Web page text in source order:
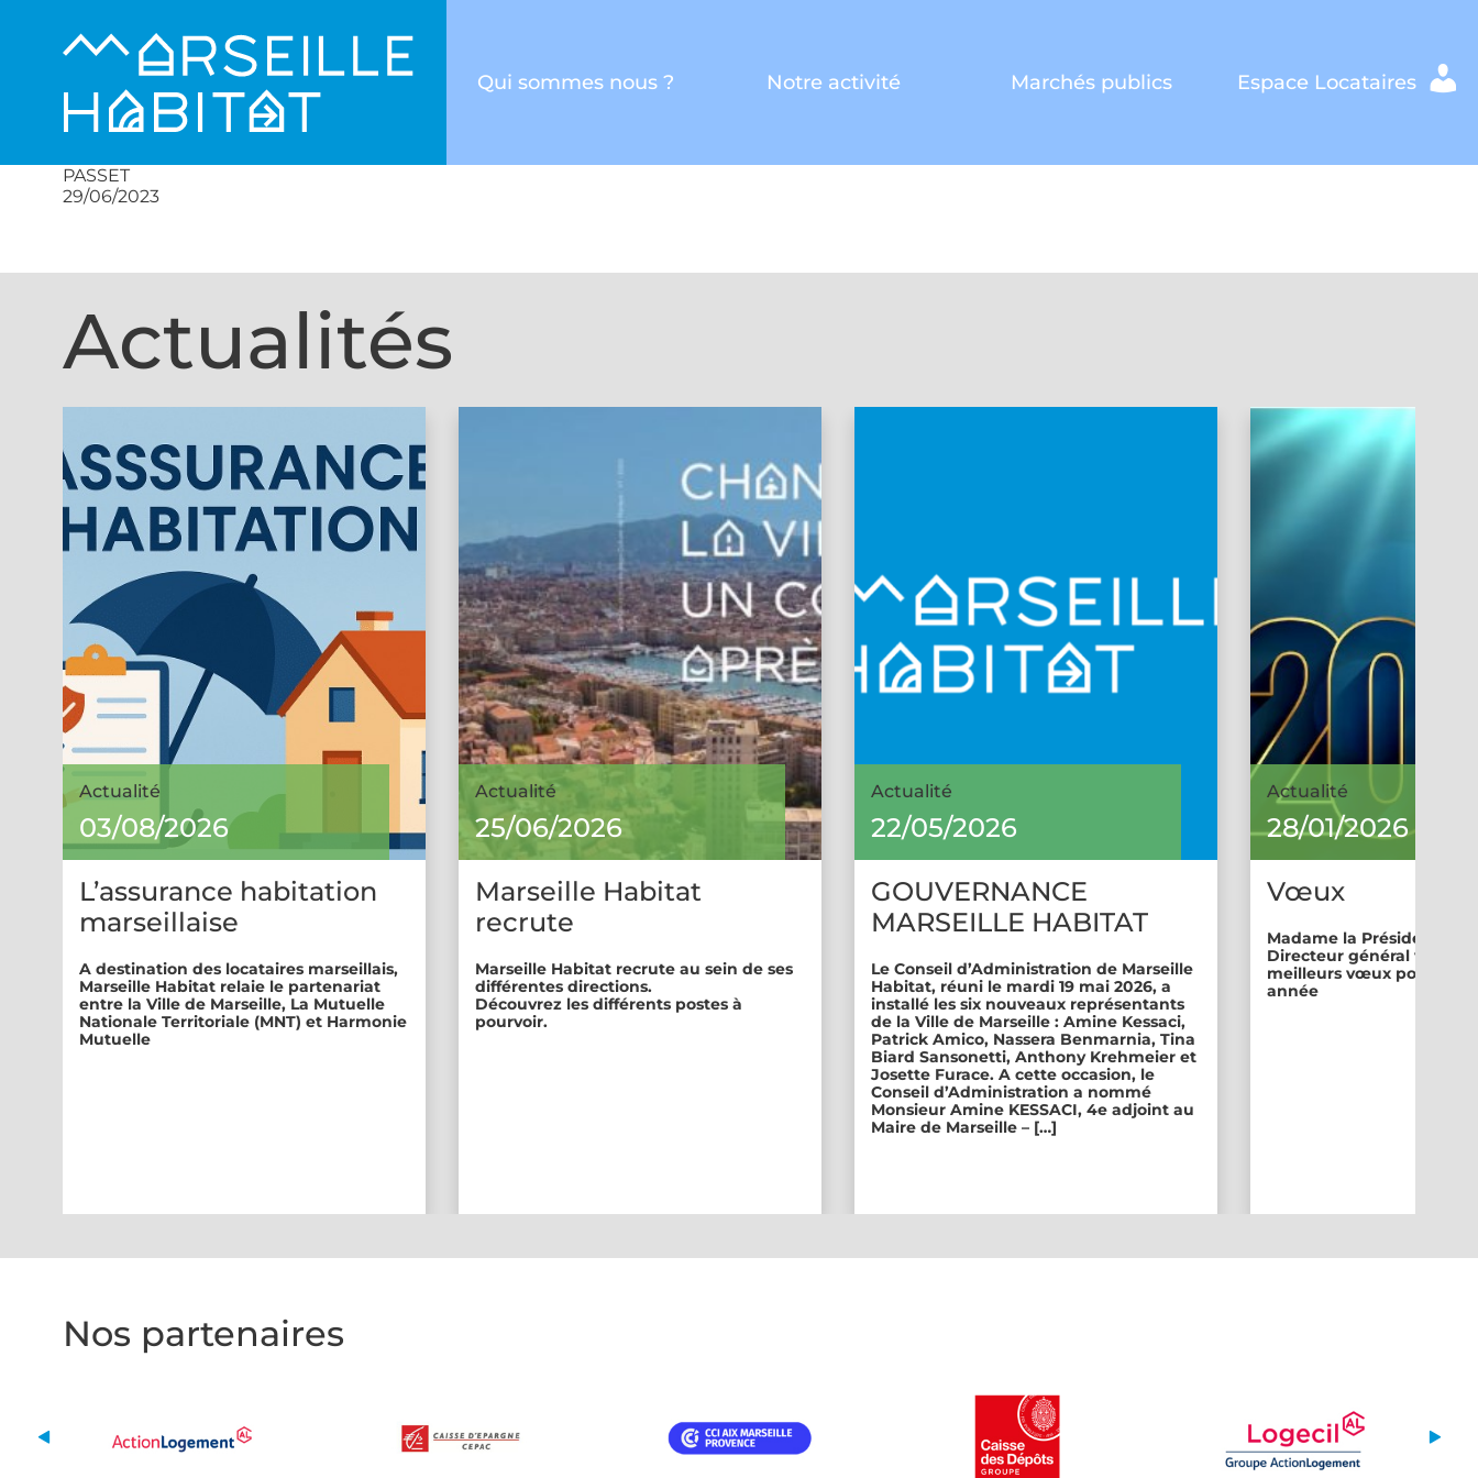
Qui sommes nous ? Notre activité Marchés publics Espace Locataires
PASSET
29/06/2023
Actualités
Actualité
03/08/2026
L’assurance habitation
marseillaise
A destination des locataires marseillais,
Marseille Habitat relaie le partenariat
entre la Ville de Marseille, La Mutuelle
Nationale Territoriale (MNT) et Harmonie
Mutuelle
Actualité
25/06/2026
Marseille Habitat
recrute
Marseille Habitat recrute au sein de ses
différentes directions.
Découvrez les différents postes à
pourvoir.
Actualité
22/05/2026
GOUVERNANCE
MARSEILLE HABITAT
Le Conseil d’Administration de Marseille
Habitat, réuni le mardi 19 mai 2026, a
installé les six nouveaux représentants
de la Ville de Marseille : Amine Kessaci,
Patrick Amico, Nassera Benmarnia, Tina
Biard Sansonetti, Anthony Krehmeier et
Josette Furace. A cette occasion, le
Conseil d’Administration a nommé
Monsieur Amine KESSACI, 4e adjoint au
Maire de Marseille – […]
Actualité
28/01/2026
Vœux
Madame la Présidente et
Directeur général vous
meilleurs vœux pour
année
Nos partenaires